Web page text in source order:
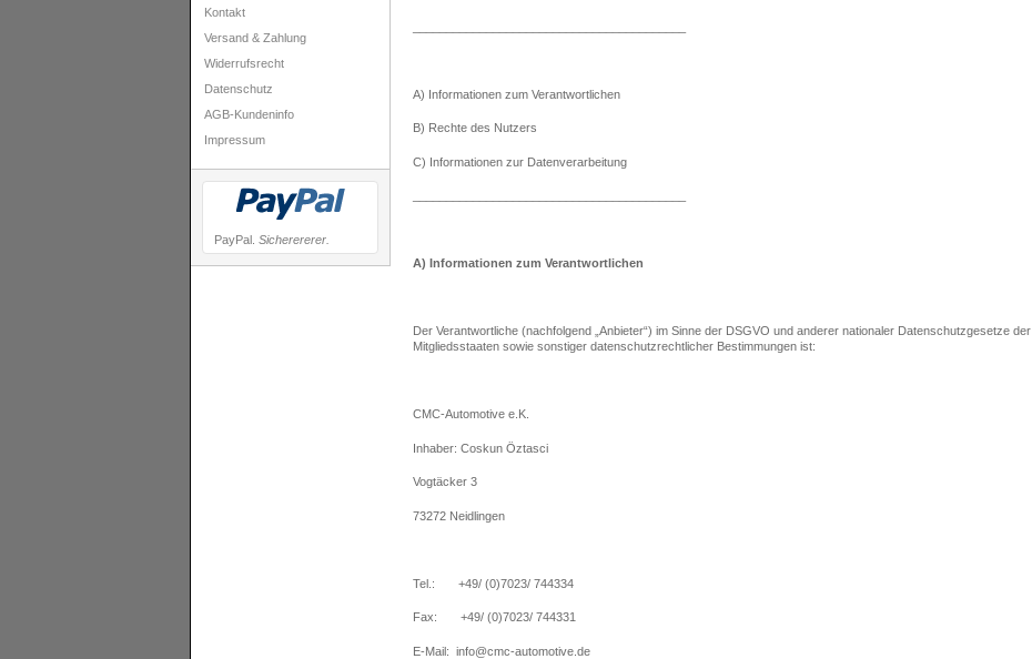
Kontakt
Versand & Zahlung
Widerrufsrecht
Datenschutz
AGB-Kundeninfo
Impressum
PayPal. Sicherererer.
A) Informationen zum Verantwortlichen
B) Rechte des Nutzers
C) Informationen zur Datenverarbeitung
A) Informationen zum Verantwortlichen
Der Verantwortliche (nachfolgend „Anbieter“) im Sinne der DSGVO und anderer nationaler Datenschutzgesetze der
Mitgliedsstaaten sowie sonstiger datenschutzrechtlicher Bestimmungen ist:
CMC-Automotive e.K.
Inhaber: Coskun Öztasci
Vogtäcker 3
73272 Neidlingen
Tel.: +49/ (0)7023/ 744334
Fax: +49/ (0)7023/ 744331
E-Mail: info@cmc-automotive.de